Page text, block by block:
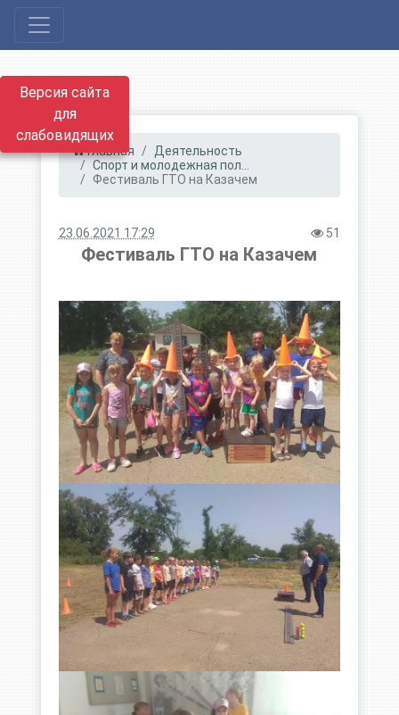
Версия сайта
для
слабовидящих
Главная
Деятельность
Спорт и молодежная пол...
Фестиваль ГТО на Казачем
23.06.2021 17:29 51
Фестиваль ГТО на Казачем